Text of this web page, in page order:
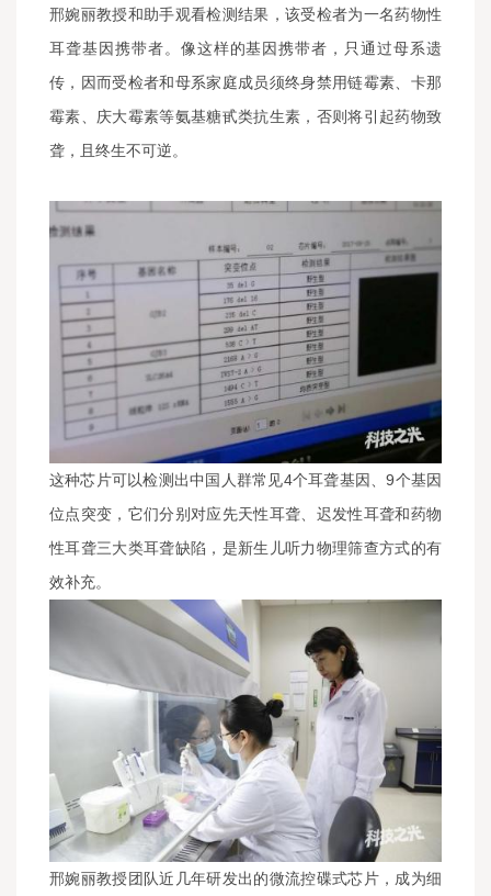
邢婉丽教授和助手观看检测结果，该受检者为一名药物性
耳聋基因携带者。像这样的基因携带者，只通过母系遗
传，因而受检者和母系家庭成员须终身禁用链霉素、卡那
霉素、庆大霉素等氨基糖甙类抗生素，否则将引起药物致
聋，且终生不可逆。
这种芯片可以检测出中国人群常见4个耳聋基因、9个基因
位点突变，它们分别对应先天性耳聋、迟发性耳聋和药物
性耳聋三大类耳聋缺陷，是新生儿听力物理筛查方式的有
效补充。
邢婉丽教授团队近几年研发出的微流控碟式芯片，成为细